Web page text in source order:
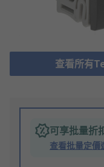
查看所有
可享批量折
查看批量定價